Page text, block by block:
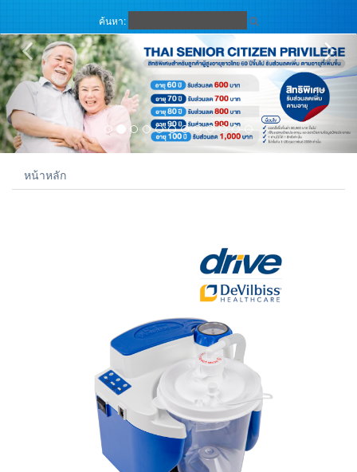
ค้นหา:
หน้าหลัก